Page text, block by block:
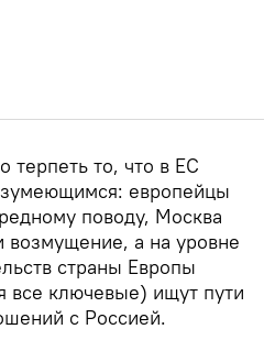
терпеть то, что в ЕС
европейцы
поводу, Москва
а на уровне
страны Европы
все ключевые) ищут пути
с Россией.